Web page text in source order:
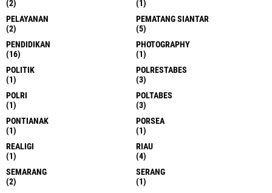
(2)
(1)
PELAYANAN
(2)
PEMATANG SIANTAR
(5)
PENDIDIKAN
(16)
PHOTOGRAPHY
(1)
POLITIK
(1)
POLRESTABES
(3)
POLRI
(1)
POLTABES
(3)
PONTIANAK
(1)
PORSEA
(1)
REALIGI
(1)
RIAU
(4)
SEMARANG
(2)
SERANG
(1)